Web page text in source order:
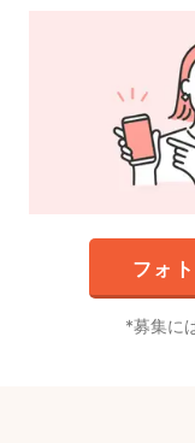
フォ
募集に